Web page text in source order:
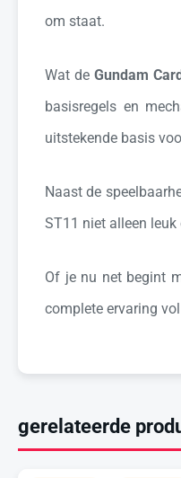
om staat.
Wat de Gundam
basisregels en
uitstekende basis
Naast de
ST11 niet alleen
Of je nu net begint
complete ervaring
gerelateerde